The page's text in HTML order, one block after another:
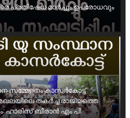
പ്രതിഷേധ മാർച്ചും ഉപരോധവും
സമ്മേളനം കാസർകോട്ട്
തകർച്ച രാജ്യത്തെ
ഹാരിസ് ബീരാൻ എം പി